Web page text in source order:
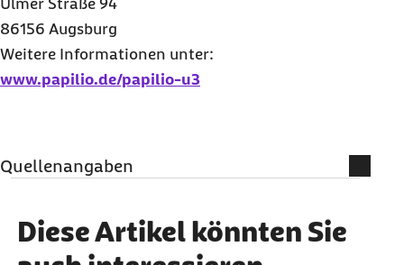
Ulmer Straße 94
86156 Augsburg
Weitere Informationen unter:
www.papilio.de/papilio-u3
Quellenangaben
Papilio gGmbH – Gregor Eisele
Diese Artikel könnten Sie